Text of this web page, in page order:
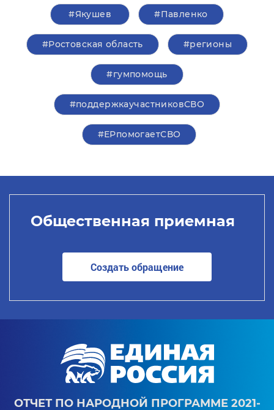
#Якушев #Павленко
#Ростовская область #регионы
#гумпомощь
#поддержкаучастниковСВО
#ЕРпомогаетСВО
Общественная приемная
Создать обращение
ОТЧЕТ ПО НАРОДНОЙ ПРОГРАММЕ 2021-